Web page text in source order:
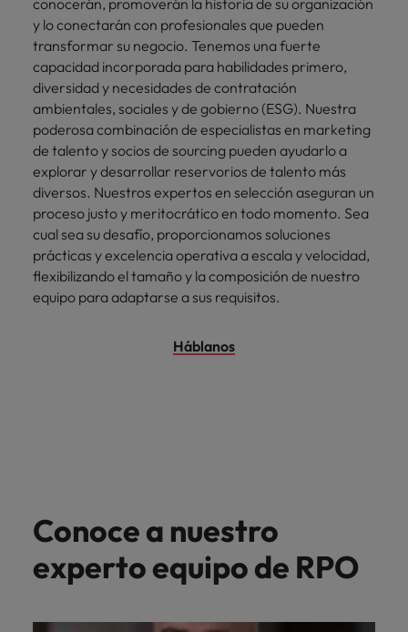
y lo conectarán con profesionales que pueden
transformar su negocio. Tenemos una fuerte
capacidad incorporada para habilidades primero,
diversidad y necesidades de contratación
ambientales, sociales y de gobierno (ESG). Nuestra
poderosa combinación de especialistas en marketing
de talento y socios de sourcing pueden ayudarlo a
explorar y desarrollar reservorios de talento más
diversos. Nuestros expertos en selección aseguran un
proceso justo y meritocrático en todo momento. Sea
cual sea su desafío, proporcionamos soluciones
prácticas y excelencia operativa a escala y velocidad,
flexibilizando el tamaño y la composición de nuestro
equipo para adaptarse a sus requisitos.
Háblanos
Conoce a nuestro
experto equipo de RPO